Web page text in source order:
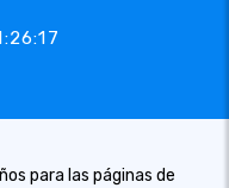
para las páginas de